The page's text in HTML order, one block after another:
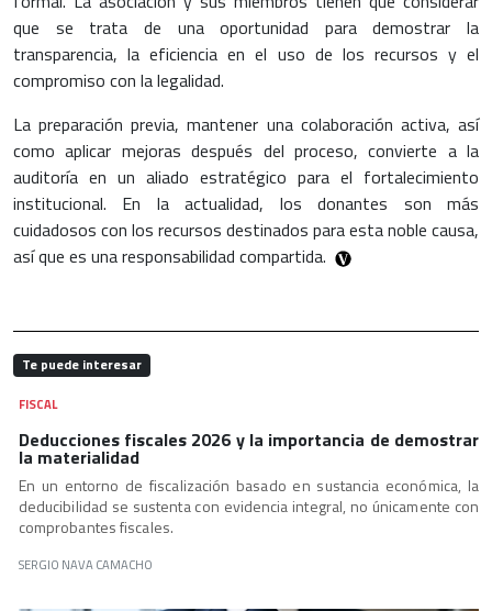
que se trata de una oportunidad para demostrar la
transparencia, la eficiencia en el uso de los recursos y el
compromiso con la legalidad.
La preparación previa, mantener una colaboración activa, así
como aplicar mejoras después del proceso, convierte a la
auditoría en un aliado estratégico para el fortalecimiento
institucional. En la actualidad, los donantes son más
cuidadosos con los recursos destinados para esta noble causa,
así que es una responsabilidad compartida.
Te puede interesar
FISCAL
Deducciones fiscales 2026 y la importancia de demostrar
la materialidad
En un entorno de fiscalización basado en sustancia económica, la
deducibilidad se sustenta con evidencia integral, no únicamente con
comprobantes fiscales.
SERGIO NAVA CAMACHO